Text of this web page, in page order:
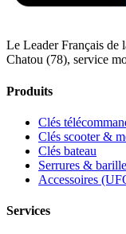
Le Leader Français de
Chatou (78), service
Produits
Clés
Clés scooter &
Clés bateau
Serrures &
Accessoires
Services